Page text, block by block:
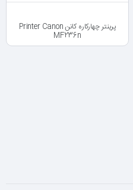
پرینتر چهارکاره کانن Printer Canon
MF236n